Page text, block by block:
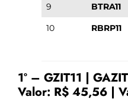
9 BTRA11
10
RBRP11
1º – GZIT11 |
Valor: R$ 45,56 |